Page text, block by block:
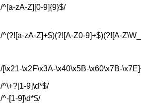
/^[a-zA-Z][0-9]{9}$/
/^(?![a-zA-Z]+$)(?![A-Z0-9]+$)(?![A-
/[\x21-\x2F\x3A-\x40\x5B-\x60\x7B-
/^\+?[1-9]\d*$/
/^-[1-9]\d*$/